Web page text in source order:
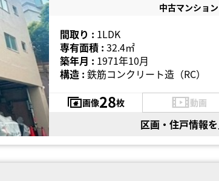
中古マンション
間取り : 1LDK
専有面積 : 32.4㎡
築年月 : 1971年10月
構造 : 鉄筋コンクリート造（RC）
画像28枚 動画
区画・住戸情報